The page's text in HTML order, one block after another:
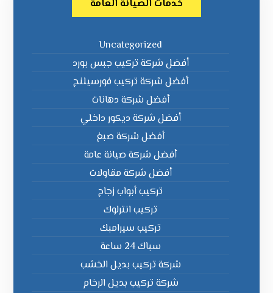
خدمات الصيانة العامة
Uncategorized
أفضل شركة تركيب جبس بورد
أفضل شركة تركيب فورسيلنج
أفضل شركة دهانات
أفضل شركة ديكور داخلي
أفضل شركة صبغ
أفضل شركة صيانة عامة
أفضل شركة مقاولات
تركيب أبواب زجاج
تركيب انترلوك
تركيب سيرامبك
سباك 24 ساعة
شركة تركيب بديل الخشب
شركة تركيب بديل الرخام